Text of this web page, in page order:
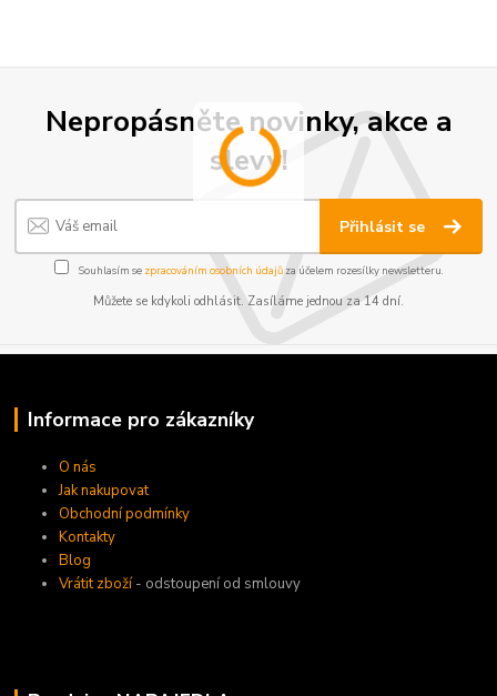
Nepropásněte novinky, akce a
slevy!
Přihlásit se
Souhlasím se zpracováním osobních údajůza účelem rozesílky newsletteru.
Můžete se kdykoli odhlásit. Zasíláme jednou za 14 dní.
Informace pro zákazníky
O nás
Jak nakupovat
Obchodní podmínky
Kontakty
Blog
Vrátit zboží - odstoupení od smlouvy